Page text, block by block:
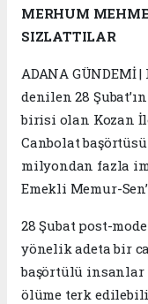
MERHUM
SIZLATTILAR
ADANA GÜNDEMİ
denilen 28
birisi olan Kozan
Canbolat
milyondan fazla
Emekli Memur-
28 Şubat post-
yönelik adeta bir
başörtülü insanlar
ölüme terk